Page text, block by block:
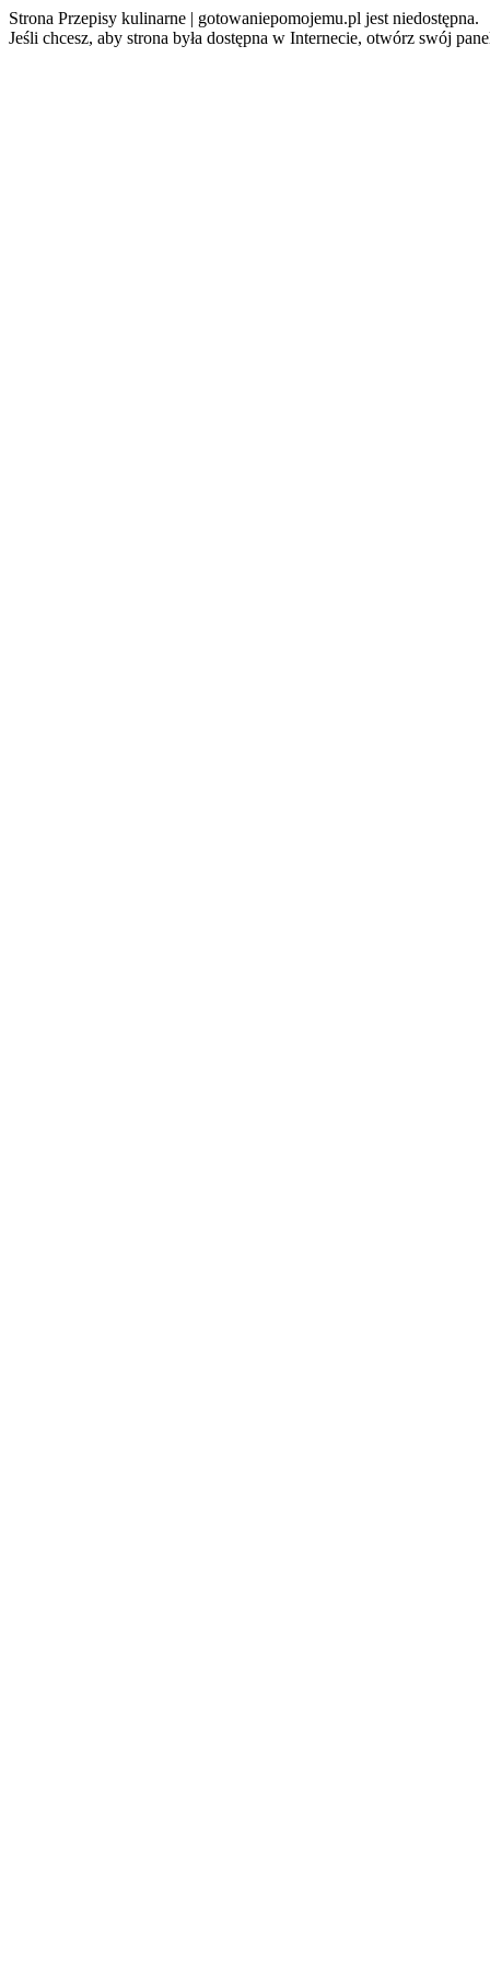
Strona Przepisy kulinarne | gotowaniepomojemu.pl jest niedostępna.
Jeśli chcesz, aby strona była dostępna w Internecie, otwórz swój